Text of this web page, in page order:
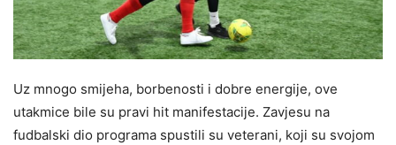
Uz mnogo smijeha, borbenosti i dobre energije, ove
utakmice bile su pravi hit manifestacije. Zavjesu na
fudbalski dio programa spustili su veterani, koji su svojom